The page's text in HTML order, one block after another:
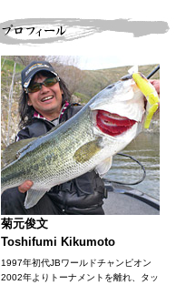
菊元俊文
Toshifumi Kikumoto
1997年初代JBワールドチャンピオン
2002年よりトーナメントを離れ、タッ